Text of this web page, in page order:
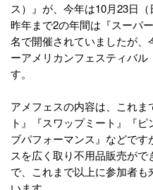
ス）』が、今年は10月23日（
昨年まで2の年間は『スーパ
名で開催されていましたが
ーアメリカンフェスティバル
す。
アメフェスの内容は、これ
ト』『スワップミート』『
ブパフォーマンス』などで
スを広く取り不用品販売が
で、これまで以上に参加者